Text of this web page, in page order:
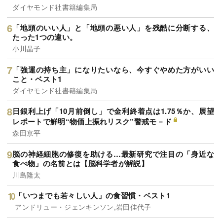
ダイヤモンド社書籍編集局
「地頭のいい人」と「地頭の悪い人」を残酷に分断する、
たった1つの違い。
小川晶子
「強運の持ち主」になりたいなら、今すぐやめた方がいい
こと・ベスト1
ダイヤモンド社書籍編集局
日銀利上げ「10月前倒し」で金利終着点は1.75％か、展望
レポートで鮮明“物価上振れリスク”警戒モ－ド
森田京平
脳の神経細胞の修復を助ける…最新研究で注目の「身近な
食べ物」の名前とは【脳科学者が解説】
川島隆太
「いつまでも若々しい人」の食習慣・ベスト1
アンドリュー・ジェンキンソン,岩田佳代子